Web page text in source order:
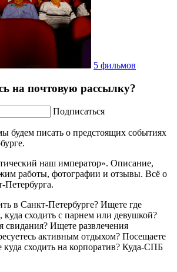
5 фильмов
на почтовую рассылку?
Подписаться
будем писать о предстоящих событиях
наш император». Описание,
работы, фотографии и отзывы. Всё о
Петербурга.
в Санкт-Петербурге? Ищете где
куда сходить с парнем или девушкой?
свидания? Ищете развлечения
активным отдыхом? Посещаете
куда сходить на корпоратив? Куда-СПБ